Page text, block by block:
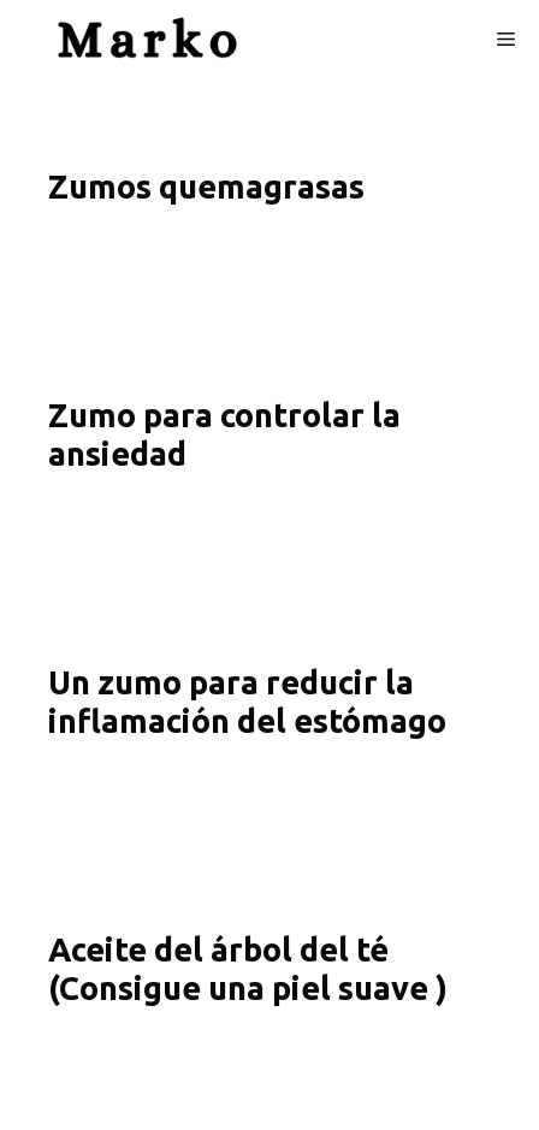
Zumos quemagrasas
Zumo para controlar la
ansiedad
Un zumo para reducir la
inflamación del estómago
Aceite del árbol del té
(Consigue una piel suave )